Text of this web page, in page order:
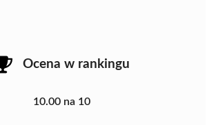
Ocena w rankingu
10.00 na 10